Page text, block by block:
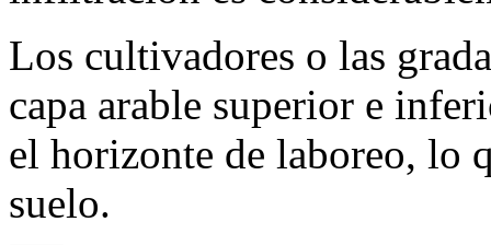
Los cultivadores o las
capa arable superior e
el horizonte de laboreo, lo
suelo.